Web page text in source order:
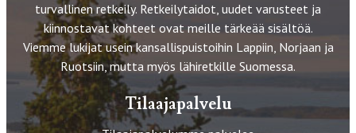
turvallinen retkeily. Retkeilytaidot, uudet varusteet ja
kiinnostavat kohteet ovat meille tärkeää sisältöä.
Viemme lukijat usein kansallispuistoihin Lappiin, Norjaan ja
Ruotsiin, mutta myös lähiretkille Suomessa.
Tilaajapalvelu